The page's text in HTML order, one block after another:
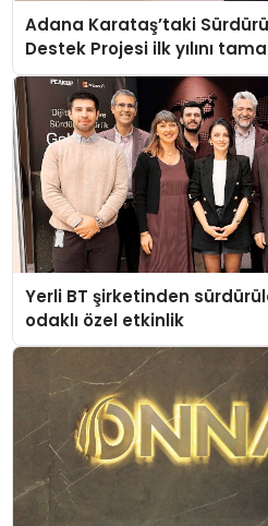
Adana Karataş’taki
Destek Projesi ilk yılını
Yerli BT şirketinden
odaklı özel etkinlik